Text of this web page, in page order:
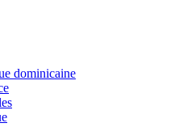
dominicaine